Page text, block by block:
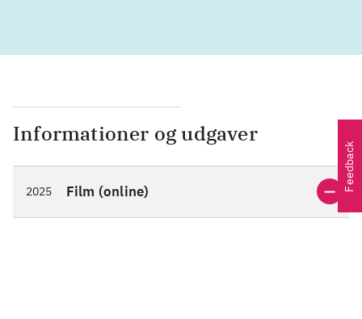
Informationer og udgaver
2025 Film (online) Feedback